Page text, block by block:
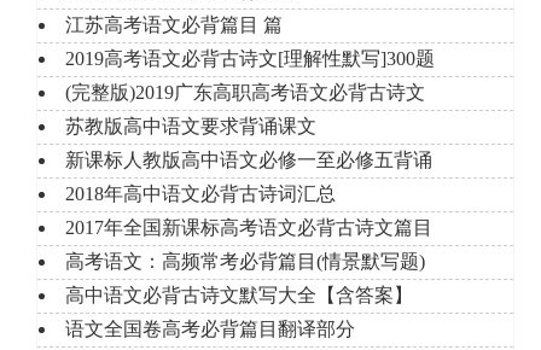
江苏高考语文必背篇目 篇
2019高考语文必背古诗文[理解性默写]300题
(完整版)2019广东高职高考语文必背古诗文
苏教版高中语文要求背诵课文
新课标人教版高中语文必修一至必修五背诵
2018年高中语文必背古诗词汇总
2017年全国新课标高考语文必背古诗文篇目
高考语文：高频常考必背篇目(情景默写题)
高中语文必背古诗文默写大全【含答案】
语文全国卷高考必背篇目翻译部分